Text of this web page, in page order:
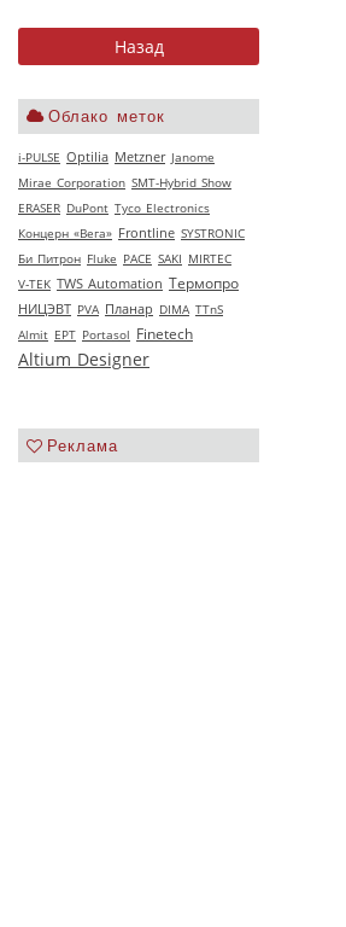
Облако меток
i-PULSE Optilia Metzner Janome
Mirae Corporation SMT-Hybrid Show
ERASER DuPont Tyco Electronics
Концерн «Вега» Frontline SYSTRONIC
Би Питрон Fluke РАСЕ SAKI MIRTEC
V‑TEK TWS Automation Термопро
НИЦЭВТ PVA Планар DIMA TTnS
Almit EPT Portasol Finetech
Altium Designer
Реклама